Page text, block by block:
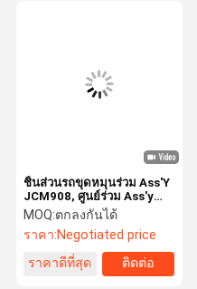
ชิ้นส่วนรถขุดหมุนร่วม Ass'Y
JCM908, ศูนย์ร่วม Ass'y
JCM916 JCM907 JCM913
JCM923 JCM927 JCM922
MOQ:ตกลงกันได้
ราคา:Negotiated price
ราคาดีที่สุด
ติดต่อ